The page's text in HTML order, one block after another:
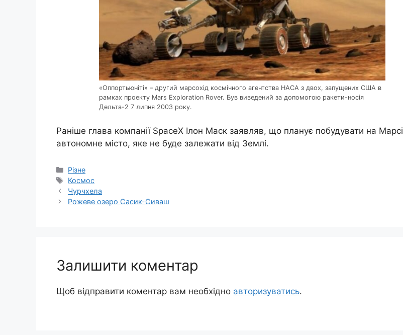
«Оппортьюніті» – другий марсохід космічного агентства НАСА з двох, запущених США в
рамках проекту Mars Exploration Rover. Був виведений за допомогою ракети-носія
Дельта-2 7 липня 2003 року.
Раніше глава компанії SpaceX Ілон Маск заявляв, що планує побудувати на Марсі
автономне місто, яке не буде залежати від Землі.
Категорії
Різне
Позначки
Космос
Чурчхела
Рожеве озеро Сасик-Сиваш
Залишити коментар
Щоб відправити коментар вам необхідно авторизуватись.